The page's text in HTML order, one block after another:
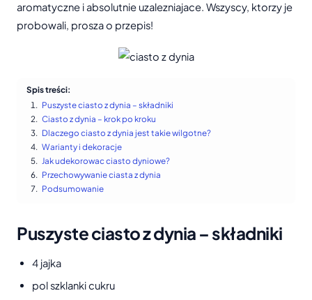
aromatyczne i absolutnie uzalezniajace. Wszyscy, ktorzy je
probowali, prosza o przepis!
Spis treści:
Puszyste ciasto z dynia – składniki
Ciasto z dynia – krok po kroku
Dlaczego ciasto z dynia jest takie wilgotne?
Warianty i dekoracje
Jak udekorowac ciasto dyniowe?
Przechowywanie ciasta z dynia
Podsumowanie
Puszyste ciasto z dynia – składniki
4 jajka
pol szklanki cukru